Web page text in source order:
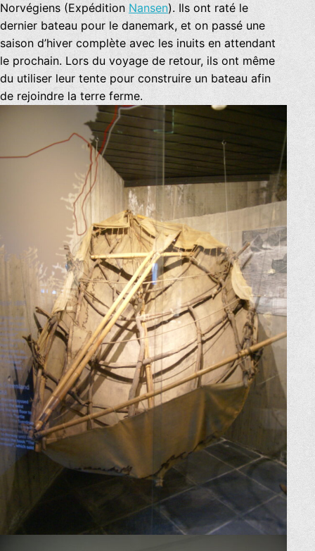
Norvégiens (Expédition Nansen). Ils ont raté le
dernier bateau pour le danemark, et on passé une
saison d’hiver complète avec les inuits en attendant
le prochain. Lors du voyage de retour, ils ont même
du utiliser leur tente pour construire un bateau afin
de rejoindre la terre ferme.